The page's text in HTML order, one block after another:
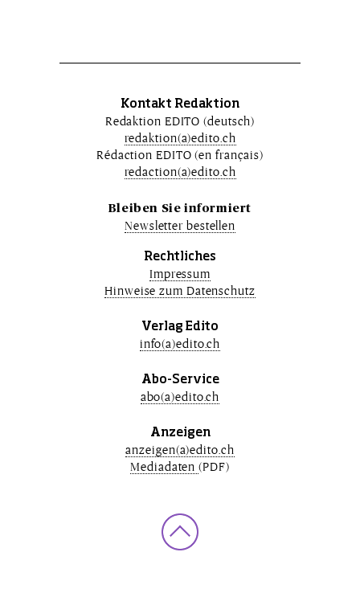
Kontakt Redaktion
Redaktion EDITO (deutsch)
redaktion(a)edito.ch
Rédaction EDITO (en français)
redaction(a)edito.ch
Bleiben Sie informiert
Newsletter bestellen
Rechtliches
Impressum
Hinweise zum Datenschutz
Verlag Edito
info(a)edito.ch
Abo-Service
abo(a)edito.ch
Anzeigen
anzeigen(a)edito.ch
Mediadaten(PDF)